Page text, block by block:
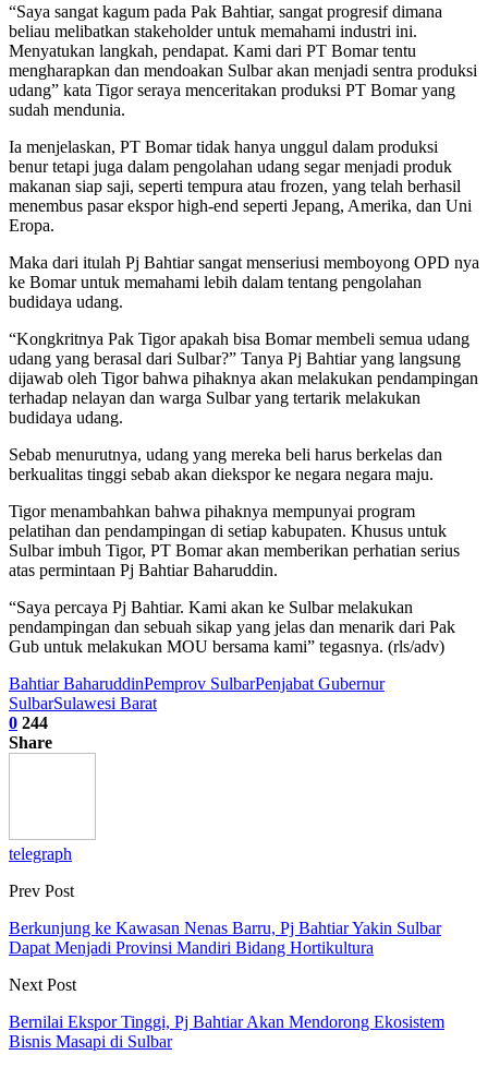
“Saya sangat kagum pada Pak Bahtiar, sangat progresif dimana
beliau melibatkan stakeholder untuk memahami industri ini.
Menyatukan langkah, pendapat. Kami dari PT Bomar tentu
mengharapkan dan mendoakan Sulbar akan menjadi sentra produksi
udang” kata Tigor seraya menceritakan produksi PT Bomar yang
sudah mendunia.
Ia menjelaskan, PT Bomar tidak hanya unggul dalam produksi
benur tetapi juga dalam pengolahan udang segar menjadi produk
makanan siap saji, seperti tempura atau frozen, yang telah berhasil
menembus pasar ekspor high-end seperti Jepang, Amerika, dan Uni
Eropa.
Maka dari itulah Pj Bahtiar sangat menseriusi memboyong OPD nya
ke Bomar untuk memahami lebih dalam tentang pengolahan
budidaya udang.
“Kongkritnya Pak Tigor apakah bisa Bomar membeli semua udang
udang yang berasal dari Sulbar?” Tanya Pj Bahtiar yang langsung
dijawab oleh Tigor bahwa pihaknya akan melakukan pendampingan
terhadap nelayan dan warga Sulbar yang tertarik melakukan
budidaya udang.
Sebab menurutnya, udang yang mereka beli harus berkelas dan
berkualitas tinggi sebab akan diekspor ke negara negara maju.
Tigor menambahkan bahwa pihaknya mempunyai program
pelatihan dan pendampingan di setiap kabupaten. Khusus untuk
Sulbar imbuh Tigor, PT Bomar akan memberikan perhatian serius
atas permintaan Pj Bahtiar Baharuddin.
“Saya percaya Pj Bahtiar. Kami akan ke Sulbar melakukan
pendampingan dan sebuah sikap yang jelas dan menarik dari Pak
Gub untuk melakukan MOU bersama kami” tegasnya. (rls/adv)
Bahtiar BaharuddinPemprov SulbarPenjabat Gubernur
SulbarSulawesi Barat
0 244
Share
telegraph
Prev Post
Berkunjung ke Kawasan Nenas Barru, Pj Bahtiar Yakin Sulbar
Dapat Menjadi Provinsi Mandiri Bidang Hortikultura
Next Post
Bernilai Ekspor Tinggi, Pj Bahtiar Akan Mendorong Ekosistem
Bisnis Masapi di Sulbar